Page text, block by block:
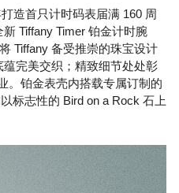
造首只计时码表届满 160 周
Tiffany Timer 铂金计时腕
Tiffany 备受推崇的珠宝设计
完美交织；精致细节处处彰
。铂金表壳内搭载专属订制的
标志性的 Bird on a Rock 石上